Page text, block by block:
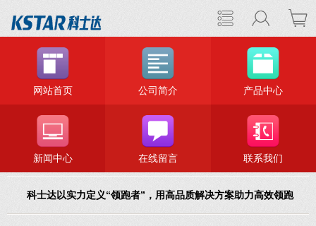
网站首页 公司简介 产品中心
新闻中心 在线留言 联系我们
科士达以实力定义“领跑者”，用高品质解决方案助力高效领跑